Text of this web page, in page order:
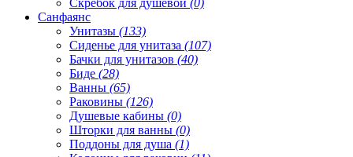
Санфаянс
Унитазы (133)
Сиденье для унитаза (107)
Бачки для унитазов (40)
Биде (28)
Ванны (65)
Раковины (126)
Душевые кабины (0)
Шторки для ванны (0)
Поддоны для душа (1)